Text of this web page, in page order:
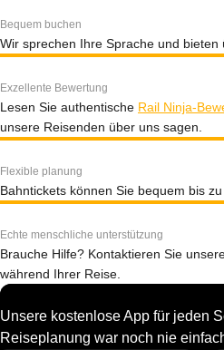
Bequem buchen
Wir sprechen Ihre Sprache und bieten
Exzellente Bewertung
Lesen Sie authentische Rail Ninja-
unsere Reisenden über uns sagen.
Flexible planung
Bahntickets können Sie bequem bis
Echte menschliche unterstützung
Brauche Hilfe? Kontaktieren Sie
während Ihrer Reise.
Unsere kostenlose App für jeden
Reiseplanung war noch nie